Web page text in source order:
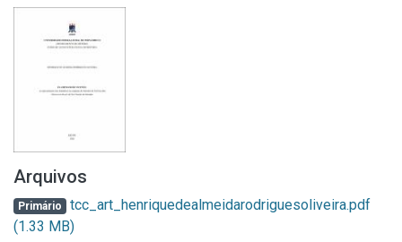
Arquivos
Primário tcc_art_henriquedealmeidarodriguesoliveira.pdf
(1.33 MB)